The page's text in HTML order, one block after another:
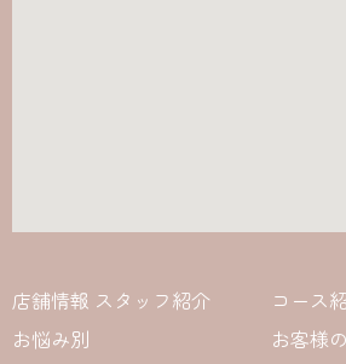
店舗情報 スタッフ紹介
コース
お悩み別
お客様